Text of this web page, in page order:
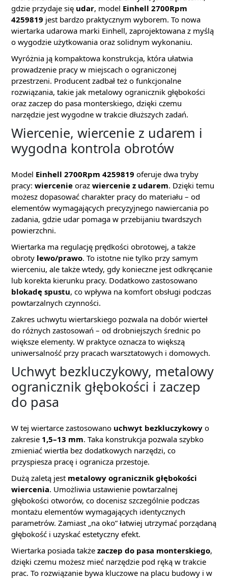
gdzie przydaje się udar, model Einhell 2700Rpm
4259819 jest bardzo praktycznym wyborem. To nowa
wiertarka udarowa marki Einhell, zaprojektowana z myślą
o wygodzie użytkowania oraz solidnym wykonaniu.
Wyróżnia ją kompaktowa konstrukcja, która ułatwia
prowadzenie pracy w miejscach o ograniczonej
przestrzeni. Producent zadbał też o funkcjonalne
rozwiązania, takie jak metalowy ogranicznik głębokości
oraz zaczep do pasa monterskiego, dzięki czemu
narzędzie jest wygodne w trakcie dłuższych zadań.
Wiercenie, wiercenie z udarem i
wygodna kontrola obrotów
Model Einhell 2700Rpm 4259819 oferuje dwa tryby
pracy: wiercenie oraz wiercenie z udarem. Dzięki temu
możesz dopasować charakter pracy do materiału – od
elementów wymagających precyzyjnego nawiercania po
zadania, gdzie udar pomaga w przebijaniu twardszych
powierzchni.
Wiertarka ma regulację prędkości obrotowej, a także
obroty lewo/prawo. To istotne nie tylko przy samym
wierceniu, ale także wtedy, gdy konieczne jest odkręcanie
lub korekta kierunku pracy. Dodatkowo zastosowano
blokadę spustu, co wpływa na komfort obsługi podczas
powtarzalnych czynności.
Zakres uchwytu wiertarskiego pozwala na dobór wierteł
do różnych zastosowań – od drobniejszych średnic po
większe elementy. W praktyce oznacza to większą
uniwersalność przy pracach warsztatowych i domowych.
Uchwyt bezkluczykowy, metalowy
ogranicznik głębokości i zaczep
do pasa
W tej wiertarce zastosowano uchwyt bezkluczykowy o
zakresie 1,5–13 mm. Taka konstrukcja pozwala szybko
zmieniać wiertła bez dodatkowych narzędzi, co
przyspiesza pracę i ogranicza przestoje.
Dużą zaletą jest metalowy ogranicznik głębokości
wiercenia. Umożliwia ustawienie powtarzalnej
głębokości otworów, co docenisz szczególnie podczas
montażu elementów wymagających identycznych
parametrów. Zamiast „na oko” łatwiej utrzymać porządaną
głębokość i uzyskać estetyczny efekt.
Wiertarka posiada także zaczep do pasa monterskiego,
dzięki czemu możesz mieć narzędzie pod ręką w trakcie
prac. To rozwiązanie bywa kluczowe na placu budowy i w